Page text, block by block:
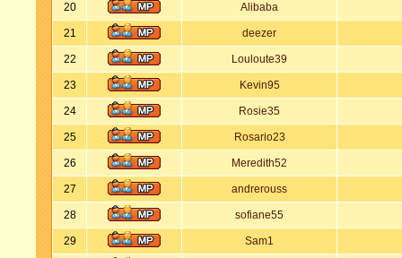
20 Alibaba
21 deezer
22 Louloute39
23 Kevin95
24 Rosie35
25 Rosario23
26 Meredith52
27 andrerouss
28 sofiane55
29 Sam1